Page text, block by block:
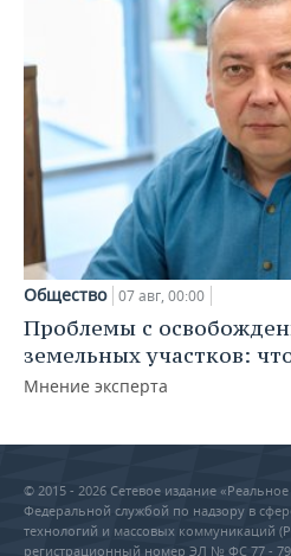
Общество 07 авг, 00:00
Проблемы с
земельных участков:
Мнение эксперта
© 2015 - 2026 Сетевое издание
Федеральной службой по надзору в
технологий и массовых коммуникаций
регистрационный номер ЭЛ № ФС 77 -